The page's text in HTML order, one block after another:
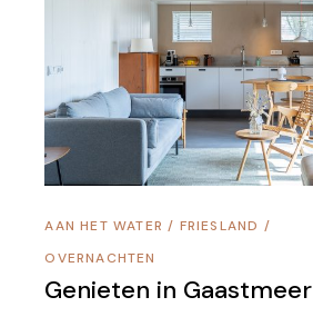
AAN HET WATER / FRIESLAND /
OVERNACHTEN
Genieten in Gaastmeer